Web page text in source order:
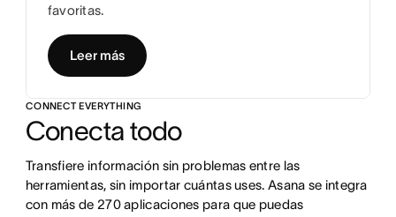
favoritas.
Leer más
CONNECT EVERYTHING
Conecta todo
Transfiere información sin problemas entre las
herramientas, sin importar cuántas uses. Asana se integra
con más de 270 aplicaciones para que puedas